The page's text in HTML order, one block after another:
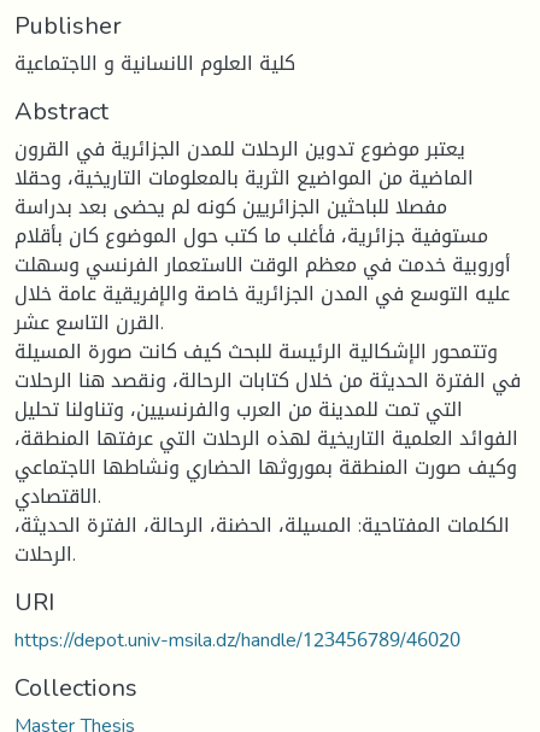
Publisher
كلية العلوم الانسانية و الاجتماعية
Abstract
يعتبر موضوع تدوين الرحلات للمدن الجزائرية في القرون
الماضية من المواضيع الثرية بالمعلومات التاريخية، وحقلا
مفصلا للباحثين الجزائريين كونه لم يحضى بعد بدراسة
مستوفية جزائرية، فأغلب ما كتب حول الموضوع كان بأقلام
أوروبية خدمت في معظم الوقت الاستعمار الفرنسي وسهلت
عليه التوسع في المدن الجزائرية خاصة والإفريقية عامة خلال
القرن التاسع عشر.
وتتمحور الإشكالية الرئيسة للبحث كيف كانت صورة المسيلة
في الفترة الحديثة من خلال كتابات الرحالة، ونقصد هنا الرحلات
التي تمت للمدينة من العرب والفرنسيين، وتناولنا تحليل
الفوائد العلمية التاريخية لهذه الرحلات التي عرفتها المنطقة،
وكيف صورت المنطقة بموروثها الحضاري ونشاطها الاجتماعي
الاقتصادي.
الكلمات المفتاحية: المسيلة، الحضنة، الرحالة، الفترة الحديثة،
الرحلات.
URI
https://depot.univ-msila.dz/handle/123456789/46020
Collections